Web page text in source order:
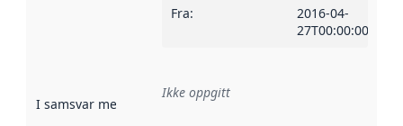
Fra:
2016-04-
27T00:00:00Z
I samsvar med Referanse til en implementasjonsregel
Ikke oppgitt